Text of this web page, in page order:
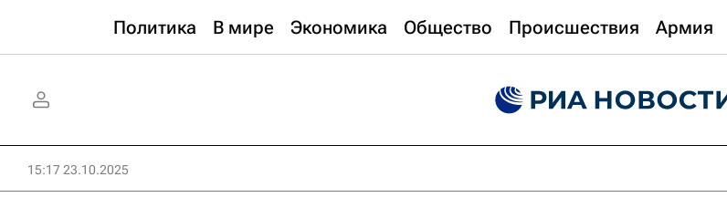
Политика В мире Экономика Общество Происшествия Армия
15:17 23.10.2025